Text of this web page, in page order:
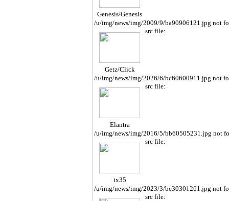
Genesis/Genesis
Cope
/u/img/news/img/2009/9/ba90906121.jpg not
Getz/Click
src file:
/u/img/news/img/2026/6/bc60600911.jpg not
Elantra
src file:
/u/img/news/img/2016/5/bb60505231.jpg not
ix35
src file:
/u/img/news/img/2023/3/bc30301261.jpg not
src file: